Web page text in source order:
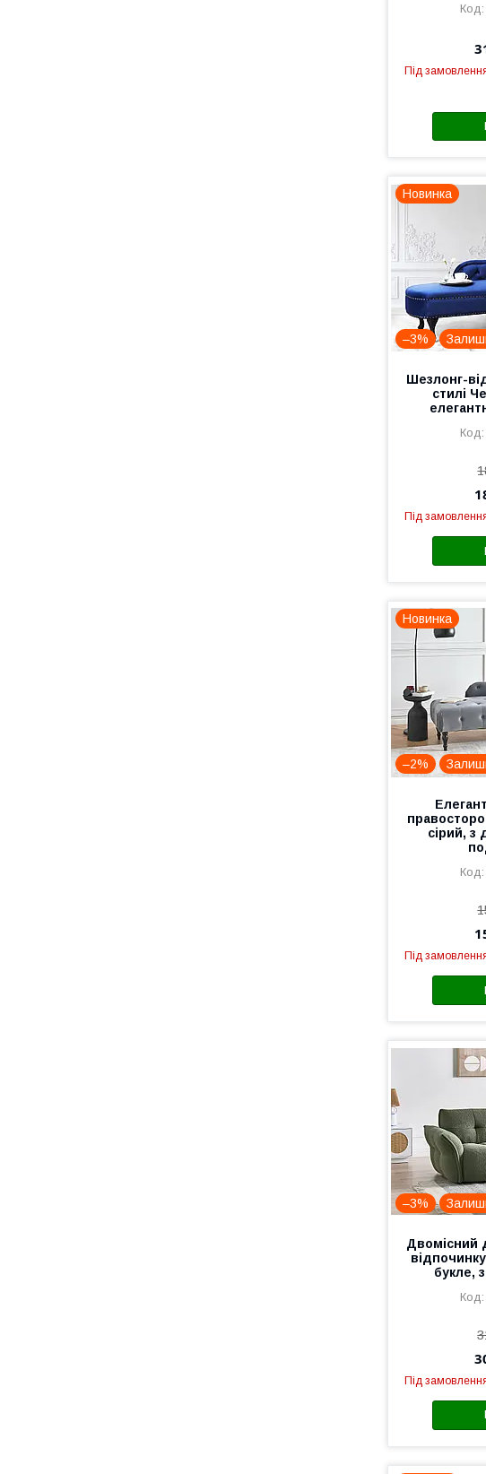
Під
Новинка
–3%
Шезлонг-
стилі
Під
Новинка
–2%
сірий, з
Під
–3%
Двомісний
букле,
Під